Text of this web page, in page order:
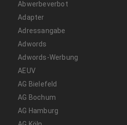
Abwerbeverbot
Adapter
Adressangabe
Adwords
Adwords-Werbung
AEUV
AG Bielefeld
AG Bochum
AG Hamburg